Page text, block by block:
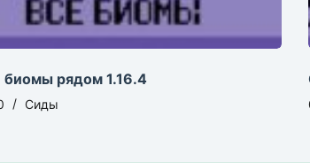
биомы рядом 1.16.4
Сиды